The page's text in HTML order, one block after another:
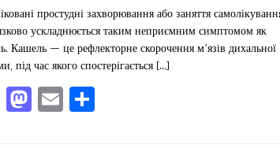
k
простудні захворювання або заняття
ускладнюється таким неприємним симптомом як
Кашель — це рефлекторне скорочення м’язів дихальної
під час якого спостерігається[…]
F
a
M
a
E
m